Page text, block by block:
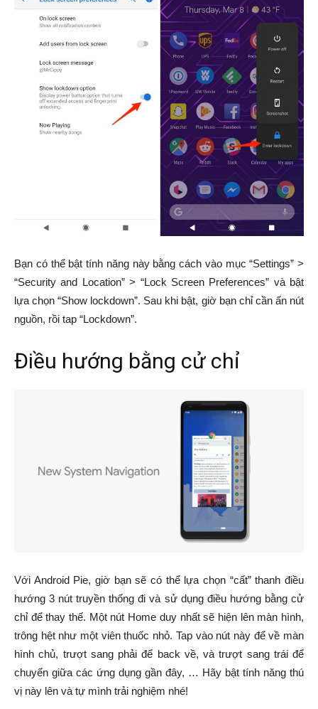
Bạn có thể bật tính năng này bằng cách vào mục “Settings” >
“Security and Location” > “Lock Screen Preferences” và bật
lựa chọn “Show lockdown”. Sau khi bật, giờ bạn chỉ cần ấn nút
nguồn, rồi tap “Lockdown”.
Điều hướng bằng cử chỉ
Với Android Pie, giờ bạn sẽ có thể lựa chọn “cất” thanh điều
hướng 3 nút truyền thống đi và sử dụng điều hướng bằng cử
chỉ để thay thế. Một nút Home duy nhất sẽ hiện lên màn hình,
trông hệt như một viên thuốc nhỏ. Tap vào nút này để về màn
hình chủ, trượt sang phải để back về, và trượt sang trái để
chuyển giữa các ứng dụng gần đây, … Hãy bật tính năng thú
vị này lên và tự mình trải nghiệm nhé!